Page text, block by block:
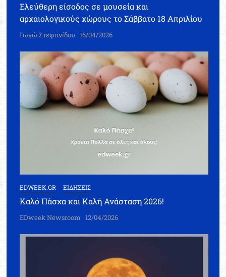
Ελεύθερη είσοδος σε μουσεία και
αρχαιολογικούς χώρους το Σάββατο 18 Απριλίου
Γωγώ Στεφανίδου 16/04/2026
EDWEEK.GR ΕΙΔΗΣΕΙΣ
Καλό Πάσχα και Καλή Ανάσταση 2026!
EDweek Newsroom 12/04/2026